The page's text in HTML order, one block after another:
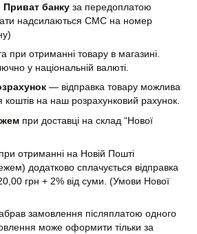
Приват банку за передоплатою
надсилаються СМС на номер
при отриманні товару в магазині.
у національній валюті.
— відправка товару можлива
коштів на наш розрахунковий рахунок.
при доставці на склад “Нової
отриманні на Новій Пошті
додатково сплачується відправка
грн + 2% від суми. (Умови Нової
замовлення післяплатою одного
може оформити тільки за